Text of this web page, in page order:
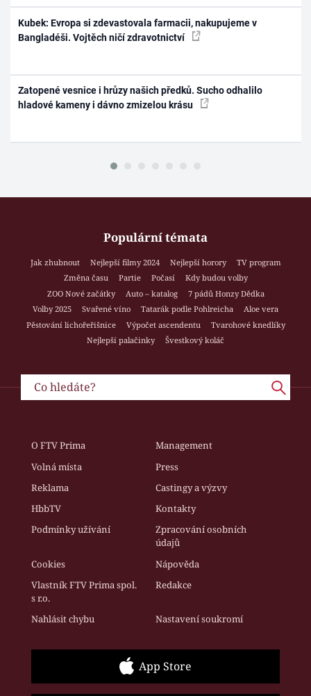
Kubek: Evropa si zdevastovala farmacii, nakupujeme v
Bangladéši. Vojtěch ničí zdravotnictví
Zatopené vesnice i hrůzy našich předků. Sucho odhalilo
hladové kameny i dávno zmizelou krásu
Populární témata
Jak zhubnout Nejlepší filmy 2024 Nejlepší horory
TV program
Změna času
Partie Počasí
Kdy budou volby
ZOO Nové začátky
Auto – katalog
7 pádů Honzy Dědka
Volby 2025
Svařené víno Tatarák podle Pohlreicha
Aloe vera
Pěstování lichořeřišnice
Výpočet ascendentu
Tvarohové knedlíky
Nejlepší palačinky
Švestkový koláč
O FTV Prima
Management
Volná místa
Press
Reklama
Castingy a výzvy
HbbTV
Kontakty
Podmínky užívání
Zpracování osobních
údajů
Cookies
Nápověda
Vlastník FTV Prima spol.
s r.o.
Redakce
Nahlásit chybu Nastavení soukromí
App Store